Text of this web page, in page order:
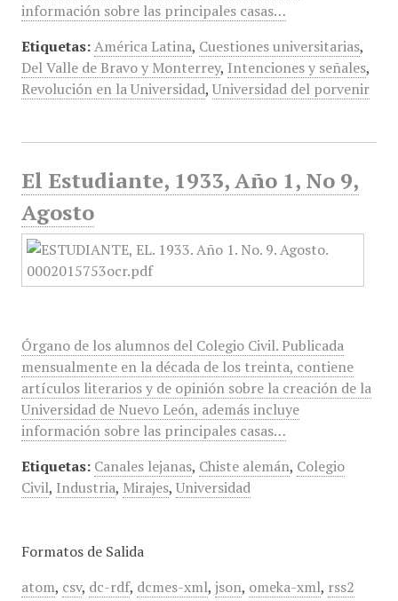
información sobre las principales casas…
Etiquetas: América Latina, Cuestiones universitarias,
Del Valle de Bravo y Monterrey, Intenciones y señales,
Revolución en la Universidad, Universidad del porvenir
El Estudiante, 1933, Año 1, No 9,
Agosto
Órgano de los alumnos del Colegio Civil. Publicada
mensualmente en la década de los treinta, contiene
artículos literarios y de opinión sobre la creación de la
Universidad de Nuevo León, además incluye
información sobre las principales casas…
Etiquetas: Canales lejanas, Chiste alemán, Colegio
Civil, Industria, Mirajes, Universidad
Formatos de Salida
atom, csv, dc-rdf, dcmes-xml, json, omeka-xml, rss2